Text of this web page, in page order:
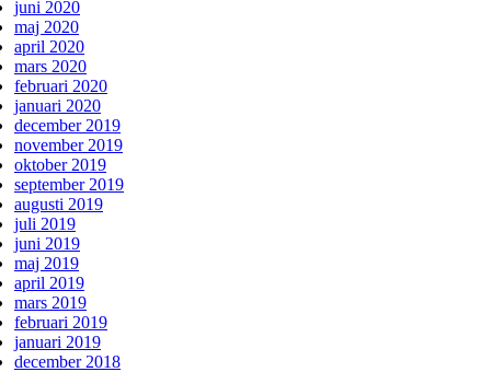
juni 2020
maj 2020
april 2020
mars 2020
februari 2020
januari 2020
december 2019
november 2019
oktober 2019
september 2019
augusti 2019
juli 2019
juni 2019
maj 2019
april 2019
mars 2019
februari 2019
januari 2019
december 2018